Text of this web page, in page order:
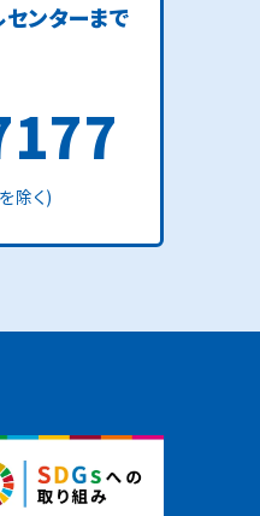
ンターまで
除く)